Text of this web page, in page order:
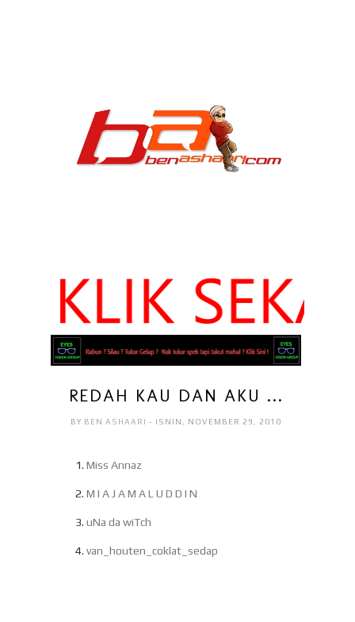
REDAH KAU DAN AKU ...
BY BEN ASHAARI- ISNIN, NOVEMBER 29, 2010
Miss Annaz
M I A J A M A L U D D I N
uNa da wiTch
van_houten_coklat_sedap